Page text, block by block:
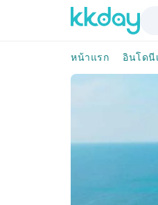
หน้าแรก อินโดนี